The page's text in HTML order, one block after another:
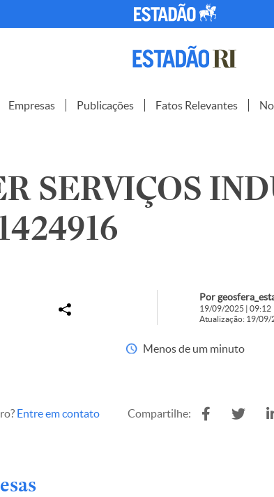
Empresas Publicações Fatos Relevantes
SERVIÇOS
Por
19/09/2025 | 09:12
Atualização: 19/09/
Menos de um minuto
Entre em contato Compartilhe: